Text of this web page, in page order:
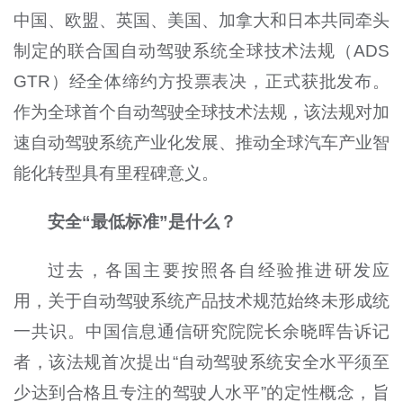
中国、欧盟、英国、美国、加拿大和日本共同牵头
制定的联合国自动驾驶系统全球技术法规（ADS
GTR）经全体缔约方投票表决，正式获批发布。
作为全球首个自动驾驶全球技术法规，该法规对加
速自动驾驶系统产业化发展、推动全球汽车产业智
能化转型具有里程碑意义。
安全“最低标准”是什么？
过去，各国主要按照各自经验推进研发应
用，关于自动驾驶系统产品技术规范始终未形成统
一共识。中国信息通信研究院院长余晓晖告诉记
者，该法规首次提出“自动驾驶系统安全水平须至
少达到合格且专注的驾驶人水平”的定性概念，旨